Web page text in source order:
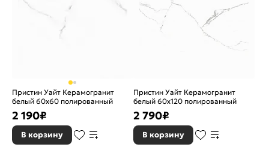
Пристин Уайт Керамогранит
белый 60х60 полированный
2 190₽
В корзину
Пристин Уайт Керамогранит
белый 60х120 полированный
2 790₽
В корзину